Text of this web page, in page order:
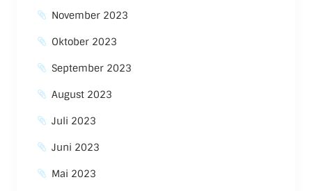
November 2023
Oktober 2023
September 2023
August 2023
Juli 2023
Juni 2023
Mai 2023